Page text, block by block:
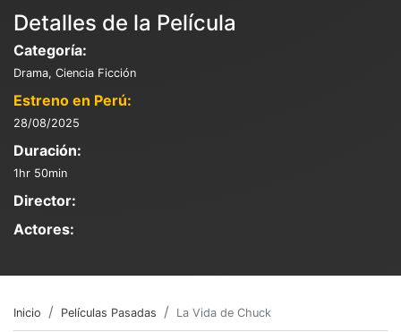
Detalles de la Película
Categoría:
Drama, Ciencia Ficción
Estreno en Perú:
28/08/2025
Duración:
1hr 50min
Director:
Actores:
Inicio Películas Pasadas La Vida de Chuck